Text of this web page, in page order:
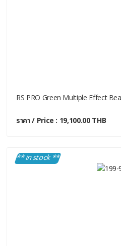
RS PRO Green Multiple Effect
ราคา / Price : 19,100.00 THB
** in stock **